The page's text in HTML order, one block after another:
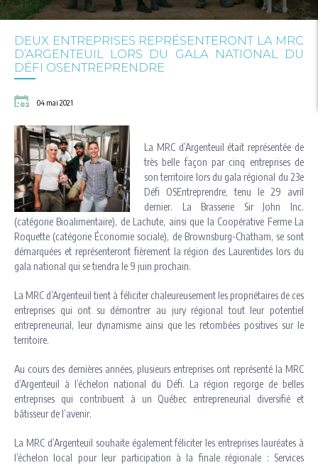
DEUX ENTREPRISES REPRÉSENTERONT LA MRC
D’ARGENTEUIL LORS DU GALA NATIONAL DU
DÉFI OSENTREPRENDRE
04 mai 2021
La MRC d’Argenteuil était représentée de
très belle façon par cinq entreprises de
son territoire lors du gala régional du 23e
Défi OSEntreprendre, tenu le 29 avril
dernier. La Brasserie Sir John Inc.
(catégorie Bioalimentaire), de Lachute, ainsi que la Coopérative Ferme La
Roquette (catégorie Économie sociale), de Brownsburg-Chatham, se sont
démarquées et représenteront fièrement la région des Laurentides lors du
gala national qui se tiendra le 9 juin prochain.
La MRC d’Argenteuil tient à féliciter chaleureusement les propriétaires de ces
entreprises qui ont su démontrer au jury régional tout leur potentiel
entrepreneurial, leur dynamisme ainsi que les retombées positives sur le
territoire.
Au cours des dernières années, plusieurs entreprises ont représenté la MRC
d’Argenteuil à l’échelon national du Défi. La région regorge de belles
entreprises qui contribuent à un Québec entrepreneurial diversifié et
bâtisseur de l’avenir.
La MRC d’Argenteuil souhaite également féliciter les entreprises lauréates à
l’échelon local pour leur participation à la finale régionale : Services